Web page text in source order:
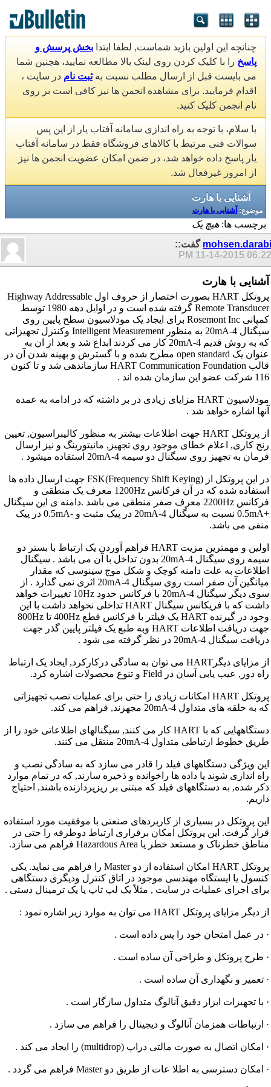
چنانچه این اولین بازید شماست, لطفا ابتدا بخش پرسش و
پاسخ را با کلیک کردن روی لینک بالا مطالعه نمایید، هچنین شما
می بایست قبل از ارسال مطلب نسبت بهثبت نام در سایت ،
اقدام فرمایید. برای مشاهده انجمن ها نیز کافی است بر روی
نام انجمن کلیک کنید.
با سلام، با توجه به راه اندازی سامانه آفتاب یار از این پس
سوالات فنی مرتبط با کالاهای فروشگاه فقط در سامانه آفتاب
یار پاسخ داده خواهد شد، در ضمن امکان عضویت انجمن ها نیز
از امروز غیرفعال شد.
آشنایی با هارت
موضوع: آشنایی با هارت
برچسب ها: هیچ یک
mohsen.darabi گفت::
11-14-2015 06:22 PM
آشنایی با هارت
پروتکل HART بصورت اختصار از حروف اول Highway Addressable
Remote Transducer گرفته شده است و در اوایل دهه 1980 توسط
کمپانی Rosemont Inc برای ایجاد یک مودلاسیون سطح پایین روی
سیگنال 4-20mA به منظور Intelligent Measurement وکنترل تجهیزاتی
که به روش قدیم 4-20mA کار می کردند ابداع شد و بعد از ان به
عنوان یک open standard مطرح شده و با گسترش و بهینه شدن آن در
قالب HART Communication Foundation سازماندهی شد و تا کنون
116 شرکت عضو این سازمان شده اند .
مودلاسیون HART مزایای زیادی در بر داشته که در ادامه به عمده
آنها اشاره خواهد شد .
از پروتکل HART جهت اطلاعات بیشتر به منظور کالیبراسیون, تعیین
رنج کاری, اعلام خطای موجود روی تجهیز, مانیتورینگ و نیز ارسال
فرمان به تجهیز روی سیگنال دو سیمه 4-20mA استفاده میشود .
در این پروتکل از FSK(Frequency Shift Keying) جهت ارسال داده ها
استفاده شده که در آن فرکانس 1200Hz معرف یک منطقی و
فرکانس 2200Hz معرف صفر منطقی می باشد .دامنه ی این سیگنال
+0.5mA نسبت به سیگنال 4-20mA در پیک مثبت و -0.5mA در پیک
منفی می باشد.
اولین و مهمترین مزیت HART فراهم آوردن یک ارتباط با بستر دو
سیمه روی سیگنال 4-20mA بدون تداخل با آن می باشد . سیگنال
اطلاعات به علت دامنه کوچک و شکل موج سینوسی که مقدار
میانگین آن صفر است روی سیگنال 4-20mA اثری نمی گذارد . از
سوی دیگر سیگنال 4-20mA با فرکانس حدود 10Hz تغییرات خواهد
داشت که با فریکانس سیگنال HART تداخلی نخواهد داشت با این
وجود در گیرنده HART یک فیلتر با فرکانس قطع 400Hz تا 800Hz
جهت دریافت اطلاعات HART وبه طبع یک فیلتر پایین گذر جهت
دریافت سیگنال 4-20mA در نظر گرفته می شود .
از مزایای دیگرHART می توان به سادگی درکارکرد, ایجاد یک ارتباط
راه دور, عیب یابی آسان در Field و تنوع محصولات اشاره کرد.
پروتکل HART امکانات زیادی را حتی برای عملیات نصب تجهیزاتی
که به حلقه های متداول 4-20mA مجهزند, فراهم می کند.
دستگاههایی که با HART کار می کنند, سیگنالهای اطلاعاتی خود را از
طریق خطوط ارتباطی متداول 4-20mA منتقل می کنند.
این ویژگی دستگاههای فیلد را قادر می سازد که به سادگی نصب و
راه اندازی شوند یا داده ها راخوانده و ذخیره سازند, که در تمام موارد
ذکر شده, به دستگاههای فیلد که مبتنی بر ریزپردازنده باشند, احتیاج
داریم.
این پروتکل در بسیاری از کاربردهای صنعتی با موفقیت مورد استفاده
قرار گرفت. این پروتکل امکان برقراری ارتباط دوطرفه را حتی در
مناطق خطرناک و مستعد خطر یا Hazardous Area فراهم می سازد.
پروتکل HART امکان استفاده از دو Master را فراهم می نماید. یکی
کنسول یا ایستگاه مهندسی موجود در اتاق کنترل ودیگری دستگاهی
برای اجرای عملیات در سایت , مثلاً یک لپ تاپ یا یک ترمینال دستی .
از دیگر مزایای پروتکل HART می توان به موارد زیر اشاره نمود :
· در عمل امتحان خود را پس داده است .
· طرح پروتکل و طراحی آن ساده است .
· تعمیر و نگهداری آن ساده است .
· با تجهیزات ابزار دقیق آنالوگ متداول سازگار است .
· ارتباطات همزمان آنالوگ و دیجیتال را فراهم می سازد .
· امکان اتصال به صورت مالتی دراپ (multidrop) را ایجاد می کند .
· امکان دسترسی به اطلا عات از طریق دو Master فراهم می گردد .